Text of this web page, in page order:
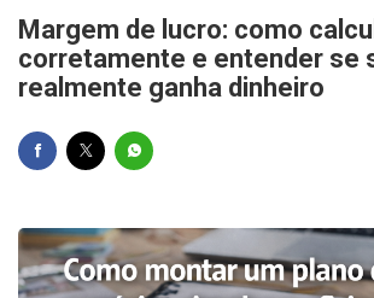
Margem de lucro: como
corretamente e entender se
realmente ganha dinheiro